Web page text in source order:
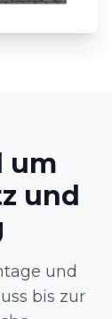
um
und
und
bis zur